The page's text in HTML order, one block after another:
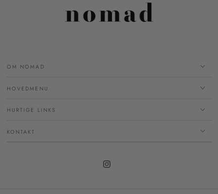
OM NOMAD
HOVEDMENU
HURTIGE LINKS
KONTAKT
Instagram